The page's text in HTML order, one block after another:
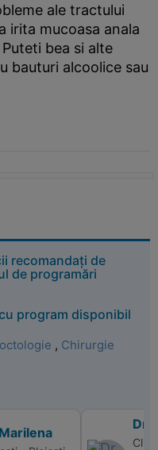
ale tractului
irita mucoasa anala
bea si alte
bauturi alcoolice sau
recomandați de
de programări
program disponibil
, Chirurgie
Dr.